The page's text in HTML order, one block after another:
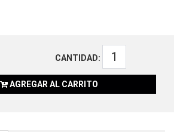
CANTIDAD:
AGREGAR AL CARRITO